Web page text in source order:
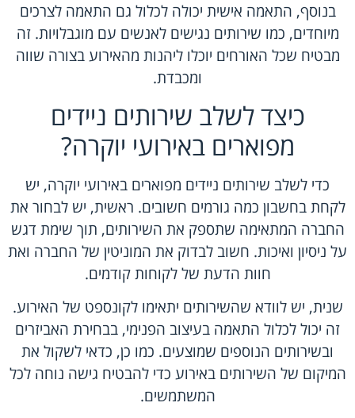
בנוסף, התאמה אישית יכולה לכלול גם התאמה לצרכים
מיוחדים, כמו שירותים נגישים לאנשים עם מוגבלויות. זה
מבטיח שכל האורחים יוכלו ליהנות מהאירוע בצורה שווה
ומכבדת.
כיצד לשלב שירותים ניידים
מפוארים באירועי יוקרה?
כדי לשלב שירותים ניידים מפוארים באירועי יוקרה, יש
לקחת בחשבון כמה גורמים חשובים. ראשית, יש לבחור את
החברה המתאימה שתספק את השירותים, תוך שימת דגש
על ניסיון ואיכות. חשוב לבדוק את המוניטין של החברה ואת
חוות הדעת של לקוחות קודמים.
שנית, יש לוודא שהשירותים יתאימו לקונספט של האירוע.
זה יכול לכלול התאמה בעיצוב הפנימי, בבחירת האביזרים
ובשירותים הנוספים שמוצעים. כמו כן, כדאי לשקול את
המיקום של השירותים באירוע כדי להבטיח גישה נוחה לכל
המשתמשים.